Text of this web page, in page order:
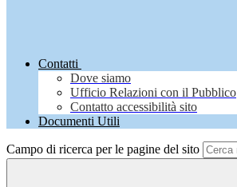
Contatti
Dove siamo
Ufficio Relazioni con il Pubblico
Contatto accessibilità sito
Documenti Utili
Campo di ricerca per le pagine del sito